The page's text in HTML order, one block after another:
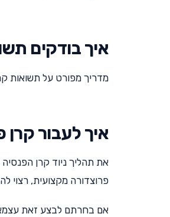
איך בודקים
מדריך מפורט על תשואות
איך לעבור קרן
את תהליך ניוד קרן
פרוצדורה מקצועית, רצוי
אם בחרתם לבצע זאת